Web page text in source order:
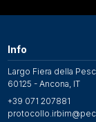
Info
Largo Fiera della
60125 - Ancona, IT
+39 071 207881